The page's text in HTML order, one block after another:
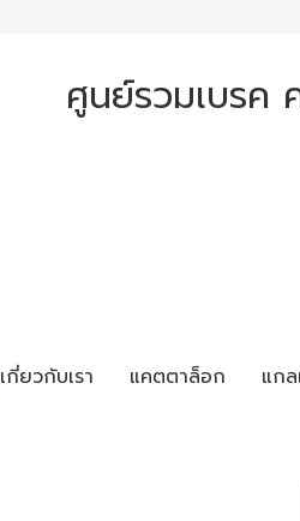
ศูนย์รวมเบรค
เกี่ยวกับเรา แคตตาล็อก แกล